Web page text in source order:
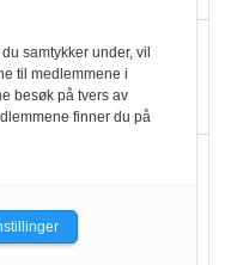
sliter
i nok melk
markedet
samtykker under, vil
til medlemmene i
besøk på tvers av
finner du på